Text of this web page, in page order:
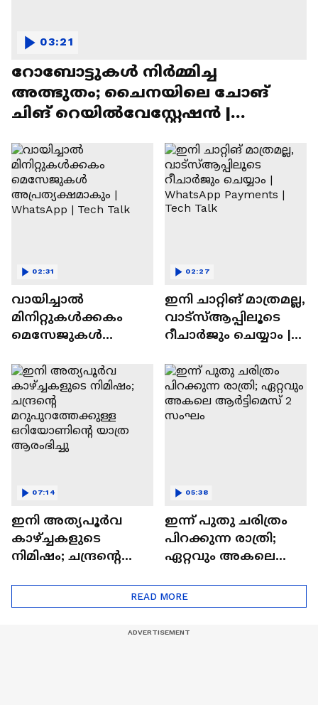
റോബോട്ടുകൾ നിർമ്മിച്ച
അത്ഭുതം; ചൈനയിലെ ചോങ്
ചിങ് റെയിൽവേസ്റ്റേഷൻ |
03:21
വായിച്ചാൽ
മിനിറ്റുകൾക്കകം
മെസേജുകള്‍
WhatsApp | Tech Talk
02:31
ഇനി ചാറ്റിങ് മാത്രമല്ല,
വാട്‌സ്‌ആപ്പിലൂടെ
റീചാർജും ചെയ്യാം |
Tech Talk
02:27
ഇനി അത്യപൂര്‍വ
കാഴ്ച്ചകളുടെ
നിമിഷം; ചന്ദ്രന്റെ
ഒറിയോണിന്റെ യാത്ര
ആരംഭിച്ചു
07:14
ഇന്ന് പുതു ചരിത്രം
പിറക്കുന്ന രാത്രി;
ഏറ്റവും അകലെ
05:38
READ MORE